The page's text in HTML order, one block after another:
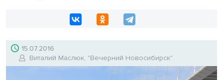
15.07.2016
Виталий Маслюк, "Вечерний Новосибирск"